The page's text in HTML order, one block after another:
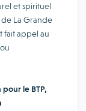
et spirituel
La Grande
fait appel au
ou
le BTP,